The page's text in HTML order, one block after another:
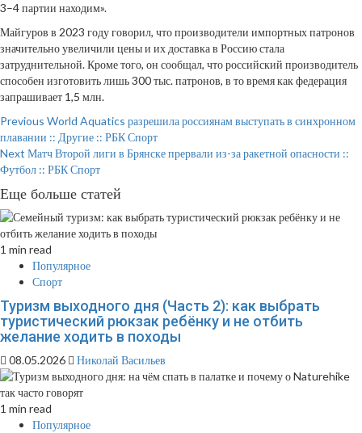
3–4 партии находим».
Майгуров в 2023 году говорил, что производители импортных патронов
значительно увеличили цены и их доставка в Россию стала
затруднительной. Кроме того, он сообщал, что российский производитель
способен изготовить лишь 300 тыс. патронов, в то время как федерация
запрашивает 1,5 млн.
Continue
Reading
Previous World Aquatics разрешила россиянам выступать в синхронном
плавании :: Другие :: РБК Спорт
Next Матч Второй лиги в Брянске прервали из-за ракетной опасности ::
Футбол :: РБК Спорт
Еще больше статей
1 min read
Популярное
Спорт
Туризм выходного дня (Часть 2): как выбрать
туристический рюкзак ребёнку и не отбить
желание ходить в походы
08.05.2026 Николай Васильев
1 min read
Популярное